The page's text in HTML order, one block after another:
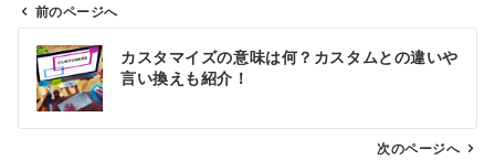
前のページへ
カスタマイズの意味は何？カスタムとの違いや
言い換えも紹介！
次のページへ